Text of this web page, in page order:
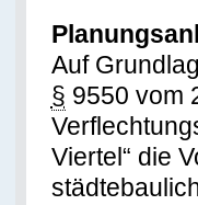
Auf
§ 9550 vom
Viertel“ die